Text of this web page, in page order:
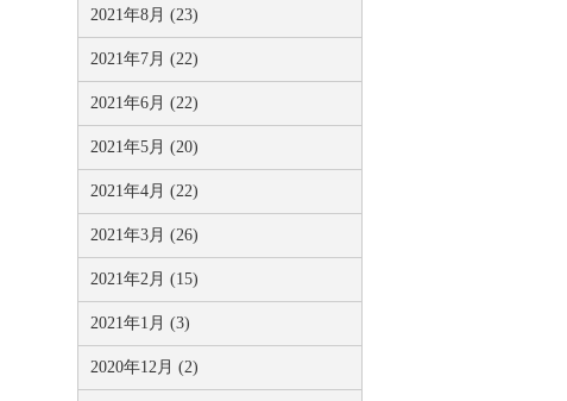
2021年8月 (23)
2021年7月 (22)
2021年6月 (22)
2021年5月 (20)
2021年4月 (22)
2021年3月 (26)
2021年2月 (15)
2021年1月 (3)
2020年12月 (2)